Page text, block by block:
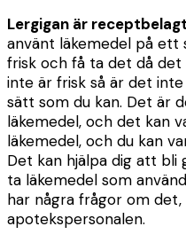
Lergigan är
använt läkemedel på ett
frisk och få ta det då det
inte är frisk så är det
sätt som du kan. Det är
läkemedel, och det kan
läkemedel, och du kan
Det kan hjälpa dig att bli
ta läkemedel som
har några frågor om
apotekspersonalen.